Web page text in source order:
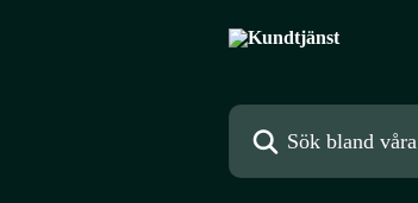
Sök bland våra artiklar …